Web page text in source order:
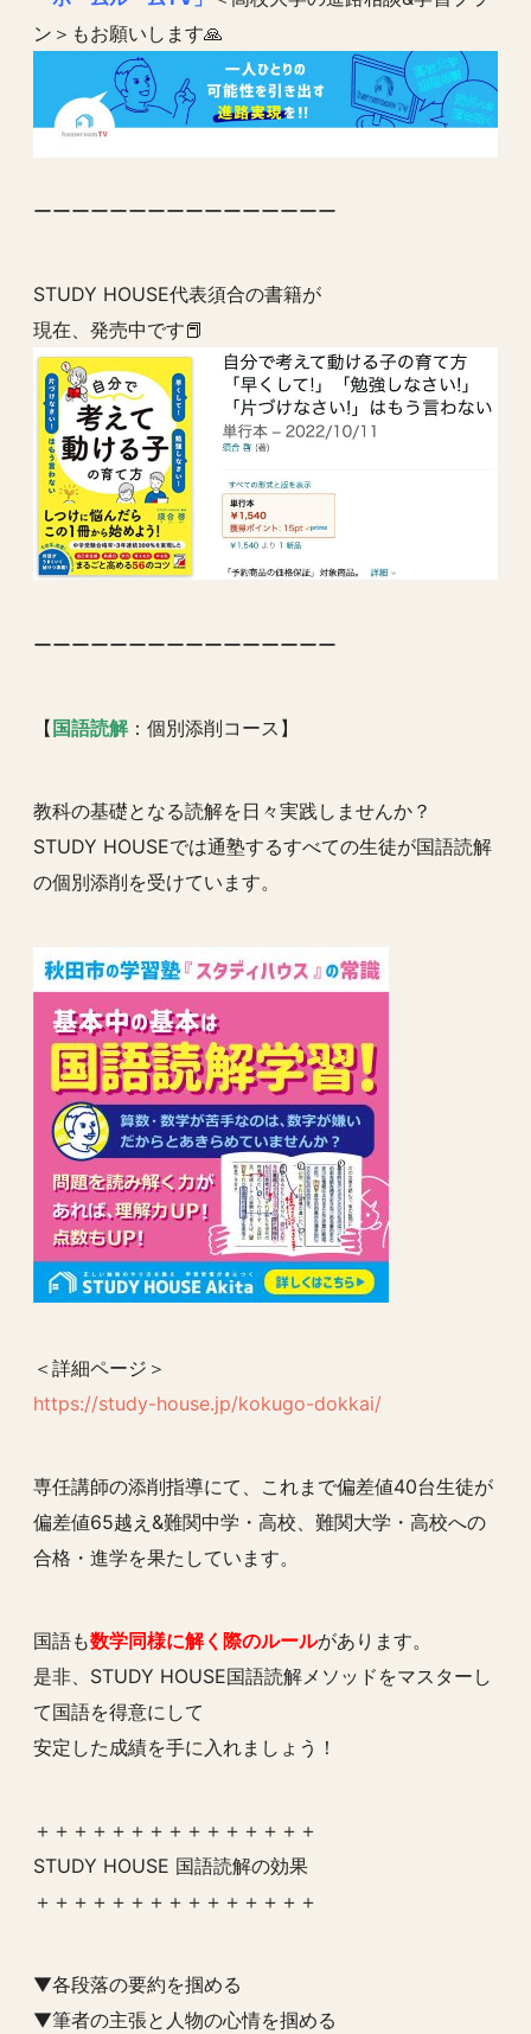
ン＞もお願いします🙏
ーーーーーーーーーーーーーーーー
STUDY HOUSE代表須合の書籍が
現在、発売中です📕
ーーーーーーーーーーーーーーーー
【 国語読解：個別添削コース】
教科の基礎となる読解を日々実践しませんか？
STUDY HOUSEでは通塾するすべての生徒が国語読解
の個別添削を受けています。
＜詳細ページ＞
https://study-house.jp/kokugo-dokkai/
専任講師の添削指導にて、これまで偏差値40台生徒が
偏差値65越え&難関中学・高校、難関大学・高校への
合格・進学を果たしています。
国語も数学同様に解く際のルールがあります。
是非、STUDY HOUSE国語読解メソッドをマスターし
て国語を得意にして
安定した成績を手に入れましょう！
＋＋＋＋＋＋＋＋＋＋＋＋＋＋＋
STUDY HOUSE 国語読解の効果
＋＋＋＋＋＋＋＋＋＋＋＋＋＋＋
▼各段落の要約を掴める
▼筆者の主張と人物の心情を掴める